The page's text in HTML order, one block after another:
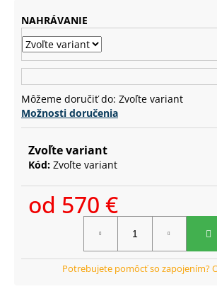
NAHRÁVANIE
Môžeme doručiť do: Zvoľte variant
Možnosti doručenia
Zvoľte variant
Kód: Zvoľte variant
od 570 €
ú
a
m
e